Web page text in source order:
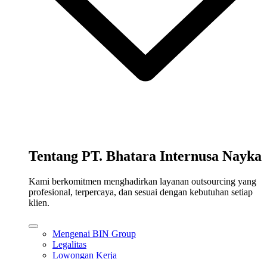
Tentang PT. Bhatara Internusa Nayka
Kami berkomitmen menghadirkan layanan outsourcing yang
profesional, terpercaya, dan sesuai dengan kebutuhan setiap
klien.
Mengenai BIN Group
Legalitas
Lowongan Kerja